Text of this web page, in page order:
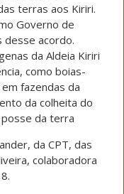
terras aos Kiriri.
Governo de
desse acordo.
da Aldeia Kiriri
como boias-
fazendas da
da colheita do
da terra
da CPT, das
colaboradora